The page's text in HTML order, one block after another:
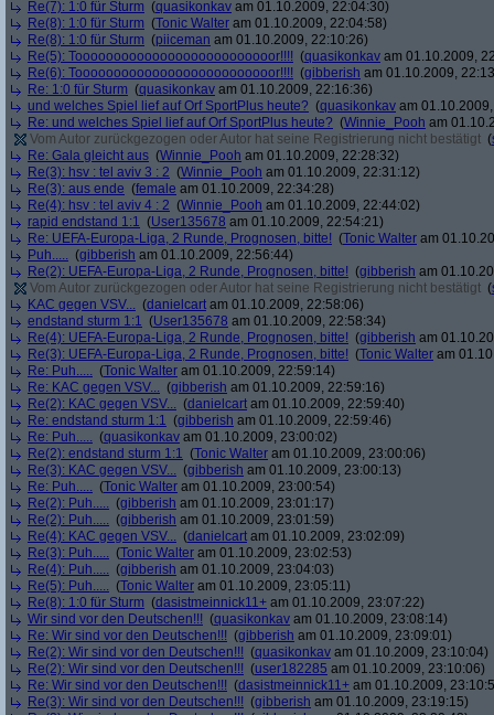
Re(7): 1:0 für Sturm (quasikonkav am 01.10.2009, 22:04:30)
Re(8): 1:0 für Sturm (Tonic Walter am 01.10.2009, 22:04:58)
Re(8): 1:0 für Sturm (piiceman am 01.10.2009, 22:10:26)
Re(5): Toooooooooooooooooooooooooor!!!! (quasikonkav am 01.10.2009,
Re(6): Toooooooooooooooooooooooooor!!!! (gibberish am 01.10.2009,
Re: 1:0 für Sturm (quasikonkav am 01.10.2009, 22:16:36)
und welches Spiel lief auf Orf SportPlus heute? (quasikonkav am
Re: und welches Spiel lief auf Orf SportPlus heute? (Winnie_Pooh am
Vom Autor zurückgezogen oder Autor hat seine Registrierung nicht bestätigt (
Re: Gala gleicht aus (Winnie_Pooh am 01.10.2009, 22:28:32)
Re(3): hsv : tel aviv 3 : 2 (Winnie_Pooh am 01.10.2009, 22:31:12)
Re(3): aus ende (female am 01.10.2009, 22:34:28)
Re(4): hsv : tel aviv 4 : 2 (Winnie_Pooh am 01.10.2009, 22:44:02)
rapid endstand 1:1 (User135678 am 01.10.2009, 22:54:21)
Re: UEFA-Europa-Liga, 2 Runde, Prognosen, bitte! (Tonic Walter am
Puh..... (gibberish am 01.10.2009, 22:56:44)
Re(2): UEFA-Europa-Liga, 2 Runde, Prognosen, bitte! (gibberish am
Vom Autor zurückgezogen oder Autor hat seine Registrierung nicht bestätigt (
KAC gegen VSV... (danielcart am 01.10.2009, 22:58:06)
endstand sturm 1:1 (User135678 am 01.10.2009, 22:58:34)
Re(4): UEFA-Europa-Liga, 2 Runde, Prognosen, bitte! (gibberish am
Re(3): UEFA-Europa-Liga, 2 Runde, Prognosen, bitte! (Tonic Walter am
Re: Puh..... (Tonic Walter am 01.10.2009, 22:59:14)
Re: KAC gegen VSV... (gibberish am 01.10.2009, 22:59:16)
Re(2): KAC gegen VSV... (danielcart am 01.10.2009, 22:59:40)
Re: endstand sturm 1:1 (gibberish am 01.10.2009, 22:59:46)
Re: Puh..... (quasikonkav am 01.10.2009, 23:00:02)
Re(2): endstand sturm 1:1 (Tonic Walter am 01.10.2009, 23:00:06)
Re(3): KAC gegen VSV... (gibberish am 01.10.2009, 23:00:13)
Re: Puh..... (Tonic Walter am 01.10.2009, 23:00:54)
Re(2): Puh..... (gibberish am 01.10.2009, 23:01:17)
Re(2): Puh..... (gibberish am 01.10.2009, 23:01:59)
Re(4): KAC gegen VSV... (danielcart am 01.10.2009, 23:02:09)
Re(3): Puh..... (Tonic Walter am 01.10.2009, 23:02:53)
Re(4): Puh..... (gibberish am 01.10.2009, 23:04:03)
Re(5): Puh..... (Tonic Walter am 01.10.2009, 23:05:11)
Re(8): 1:0 für Sturm (dasistmeinnick11+ am 01.10.2009, 23:07:22)
Wir sind vor den Deutschen!!! (quasikonkav am 01.10.2009, 23:08:14)
Re: Wir sind vor den Deutschen!!! (gibberish am 01.10.2009, 23:09:01)
Re(2): Wir sind vor den Deutschen!!! (quasikonkav am 01.10.2009, 23:10:04)
Re(2): Wir sind vor den Deutschen!!! (user182285 am 01.10.2009, 23:10:06)
Re: Wir sind vor den Deutschen!!! (dasistmeinnick11+ am 01.10.2009,
Re(3): Wir sind vor den Deutschen!!! (gibberish am 01.10.2009, 23:19:15)